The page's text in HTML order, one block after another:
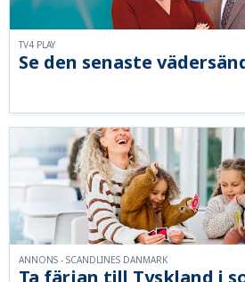
Se den senaste
TV4 PLAY
ANNONS - SCANDLINES DANMARK